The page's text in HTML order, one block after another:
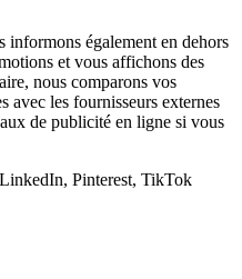
informons également en dehors
et vous affichons des
nous comparons vos
avec les fournisseurs externes
de publicité en ligne si vous
Pinterest, TikTok